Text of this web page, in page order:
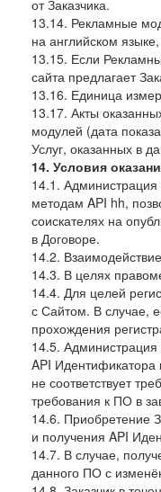
от Заказчика.
13.14. Рекламные
на английском
13.15. Если
сайта предлагает
13.16. Единица
13.17. Акты
модулей (дата
Услуг, оказанных в
14. Условия
14.1. Администрация
методам API hh,
соискателях на
в Договоре.
14.2.
14.3. В целях
14.4. Для целей
с Сайтом. В случае,
прохождения
14.5. Администрация
API Идентификатора
не соответствует
требования к ПО в
14.6. Приобретение
и получения API
14.7. В случае,
данного ПО с